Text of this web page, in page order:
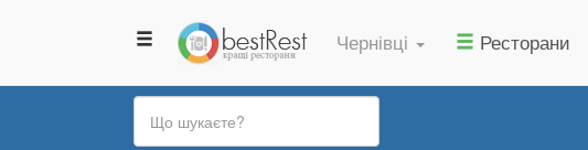
Чернівці Ресторани